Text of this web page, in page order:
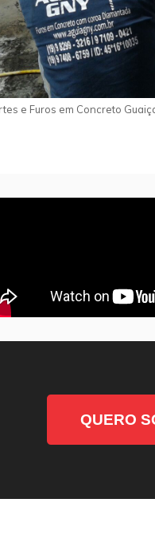
e Furos em Concreto
QUERO